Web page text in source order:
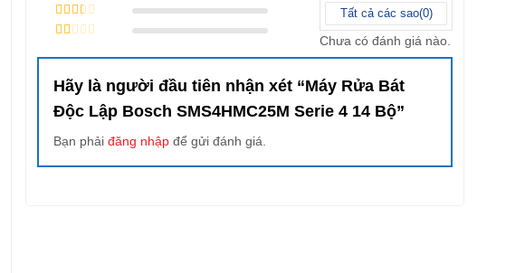
3 / 5
2 / 5
5
Tất cả các sao(0)
Chưa có đánh giá nào.
Hãy là người đầu tiên nhận xét “Máy Rửa Bát
Độc Lập Bosch SMS4HMC25M Serie 4 14 Bộ”
Bạn phảiđăng nhập để gửi đánh giá.